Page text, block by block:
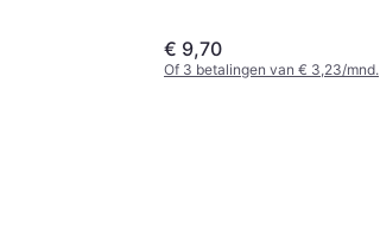
€ 9,70
Of 3 betalingen van € 3,23/mnd.